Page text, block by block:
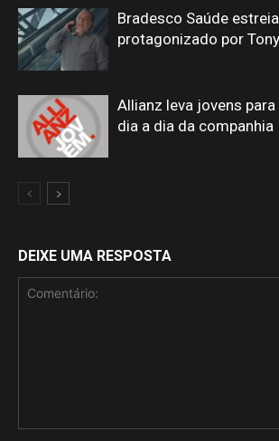
Bradesco Saúde
protagonizado por
Allianz leva jovens
dia a dia da companhia
DEIXE UMA RESPOSTA